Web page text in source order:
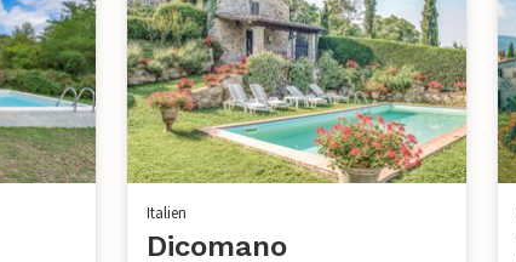
Italien
Dicomano